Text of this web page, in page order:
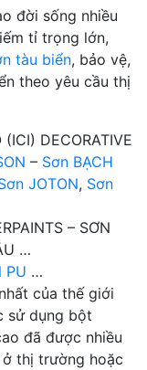
đời sống nhiều
tỉ trọng lớn,
tàu biển, bảo vệ,
theo yêu cầu thị
DECORATIVE
– Sơn BẠCH
JOTON, Sơn
– SƠN
…
PU …
của thế giới
sử dụng bột
đã được nhiều
thị trường hoặc